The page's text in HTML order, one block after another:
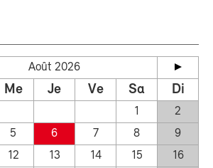
Août 2026
Me Je Ve Sa Di
1
2
5 6 7 8
9
12 13 14 15
16